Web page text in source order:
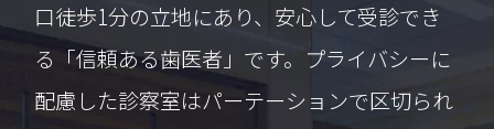
口徒歩1分の立地にあり、安心して受診でき
る「信頼ある歯医者」です。プライバシーに
配慮した診察室はパーテーションで区切られ